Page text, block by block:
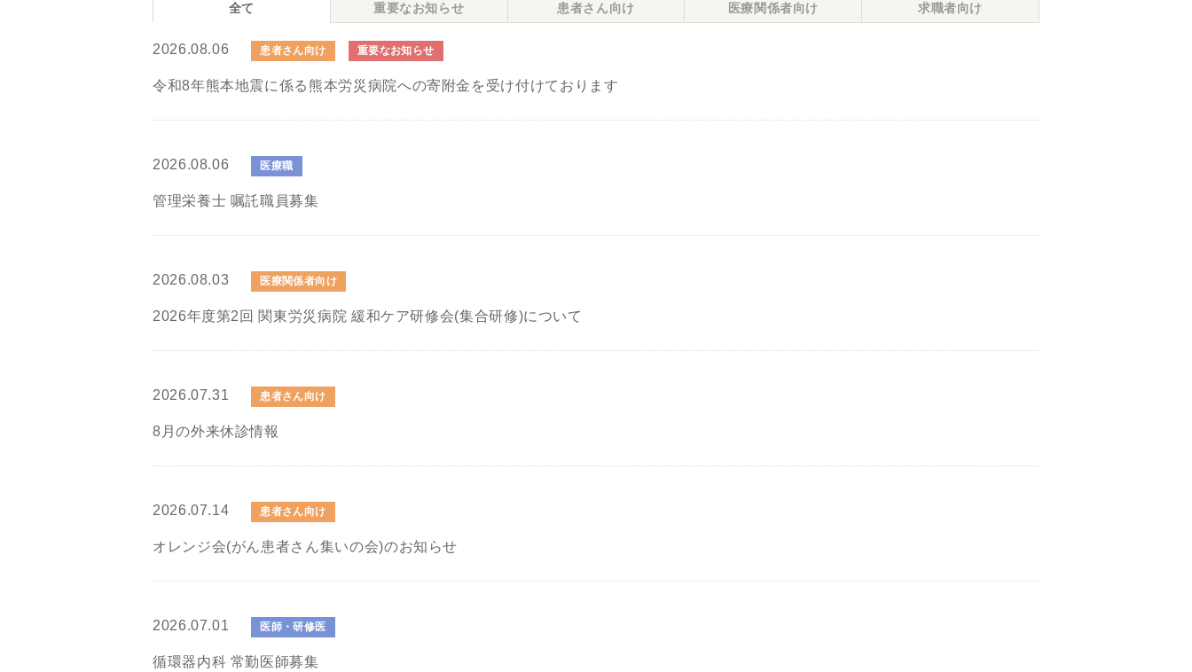
全て 重要なお知らせ 患者さん向け 医療関係者向け 求職者向け
2026.08.06 患者さん向け 重要なお知らせ
令和8年熊本地震に係る熊本労災病院への寄附金を受け付けております
2026.08.06 医療職
管理栄養士 嘱託職員募集
2026.08.03 医療関係者向け
2026年度第2回 関東労災病院 緩和ケア研修会(集合研修)について
2026.07.31 患者さん向け
8月の外来休診情報
2026.07.14 患者さん向け
オレンジ会(がん患者さん集いの会)のお知らせ
2026.07.01 医師・研修医
循環器内科 常勤医師募集